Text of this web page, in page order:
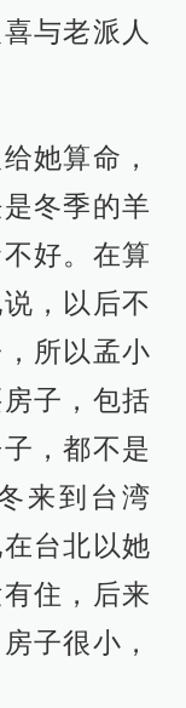
与老派人
她算命，
冬季的羊
好。在算
，以后不
所以孟小
子，包括
，都不是
来到台湾
台北以她
住，后来
子很小，